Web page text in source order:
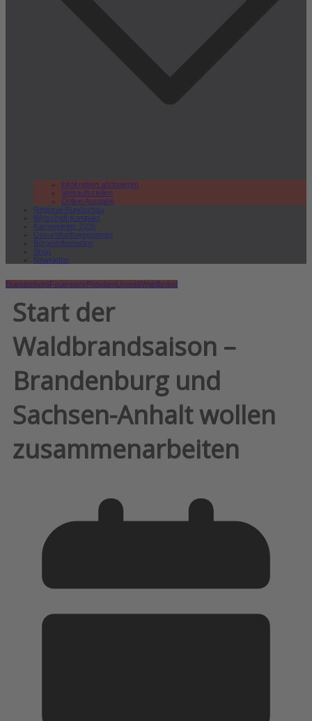
lokal.report abonnieren
Verkaufsstellen
Online Ausgabe
Regional Rundschau
Wirtschaft.Kompakt
Karriereleiter 2026
Gesundheitswegweiser
Bürgerinformation
Shop
Newsletter
BrandenburgFeuerwehrPotsdamUmweltWaldbrand
Start der
Waldbrandsaison –
Brandenburg und
Sachsen-Anhalt wollen
zusammenarbeiten